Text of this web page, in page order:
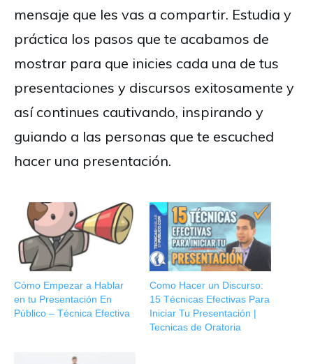
mensaje que les vas a compartir. Estudia y
práctica los pasos que te acabamos de
mostrar para que inicies cada una de tus
presentaciones y discursos exitosamente y
así continues cautivando, inspirando y
guiando a las personas que te escuched
hacer una presentación.
Cómo Empezar a Hablar
en tu Presentación En
Público – Técnica Efectiva
Como Hacer un Discurso:
15 Técnicas Efectivas Para
Iniciar Tu Presentación |
Tecnicas de Oratoria